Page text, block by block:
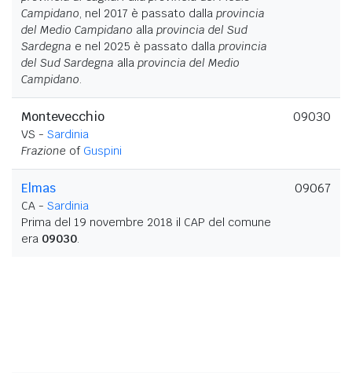
Campidano, nel 2017 è passato dalla provincia
del Medio Campidano alla provincia del Sud
Sardegna e nel 2025 è passato dalla provincia
del Sud Sardegna alla provincia del Medio
Campidano.
Montevecchio
VS - Sardinia
Frazione of Guspini
09030
Elmas
CA - Sardinia
Prima del 19 novembre 2018 il CAP del comune
era 09030.
09067